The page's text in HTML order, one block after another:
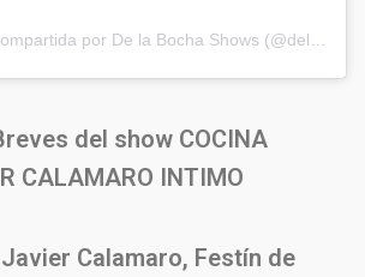
del show COCINA
CALAMARO INTIMO
Calamaro, Festín de